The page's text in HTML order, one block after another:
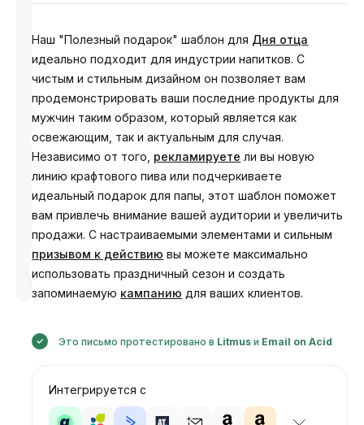
Разработано
Анастасия
Наш "Полезный подарок" шаблон для Дня отца
идеально подходит для индустрии напитков. С
чистым и стильным дизайном он позволяет вам
продемонстрировать ваши последние продукты для
мужчин таким образом, который является как
освежающим, так и актуальным для случая.
Независимо от того, рекламируете ли вы новую
линию крафтового пива или подчеркиваете
идеальный подарок для папы, этот шаблон поможет
вам привлечь внимание вашей аудитории и увеличить
продажи. С настраиваемыми элементами и сильным
призывом к действию вы можете максимально
использовать праздничный сезон и создать
запоминаемую кампанию для ваших клиентов.
Это письмо протестировано в Litmus и Email on Acid
Интегрируется с